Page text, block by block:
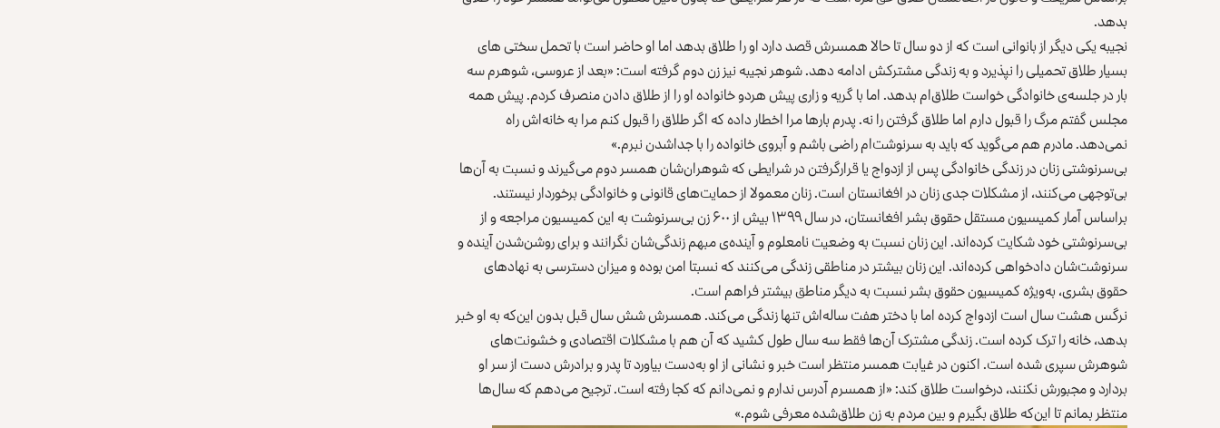
بدهد.
نجیبه یکی دیگر از بانوانی است که از دو سال تا حالا همسرش قصد دارد او را طلاق بدهد اما او حاضر است با تحمل سختی های
بسیار طلاق تحمیلی را نپذیرد و به زندگی مشترکش ادامه دهد. شوهر نجیبه نیز زن دوم گرفته است: «بعد از عروسی، شوهرم سه
بار در جلسه‌ی خانوادگی خواست طلاق‌ام بدهد. اما با گریه و زاری پیش هردو خانواده او را از طلاق دادن منصرف کردم. پیش همه
مجلس گفتم مرگ را قبول دارم اما طلاق گرفتن را نه. پدرم بارها مرا اخطار داده که اگر طلاق را قبول کنم مرا به خانه‌اش راه
نمی‌دهد. مادرم هم می‌گوید که باید به سرنوشت‌ام راضی باشم و آبروی خانواده را با جداشدن نبرم.»
بی‌سرنوشتی زنان در زندگی خانوادگی پس از ازدواج یا قرارگرفتن در شرایطی که شوهران‌شان همسر دوم می‌گیرند و نسبت به آن‌ها
بی‌توجهی می‌کنند، از مشکلات جدی زنان در افغانستان است. زنان معمولا از حمایت‌های قانونی و خانوادگی برخوردار نیستند.
براساس آمار کمیسیون مستقل حقوق بشر افغانستان، در سال ۱۳۹۹ بیش از ۶۰۰ زن بی‌سرنوشت به این کمیسیون مراجعه و از
بی‌سرنوشتی خود شکایت کرده‌اند. این زنان نسبت به وضعیت نامعلوم و آینده‌ی مبهم زندگی‌شان نگرانند و برای روشن‌شدن آینده و
سرنوشت‌شان دادخواهی کرده‌اند. این زنان بیشتر در مناطقی زندگی می‌کنند که نسبتا امن بوده و میزان دسترسی‌ به نهادهای
حقوق بشری، به‌ویژه کمیسیون حقوق بشر نسبت به دیگر مناطق بیشتر فراهم است.
نرگس هشت سال است ازدواج کرده اما با دختر هفت ساله‌اش تنها زندگی می‌کند. همسرش شش سال قبل بدون این‌که به او خبر
بدهد، خانه را ترک کرده است. زندگی مشترک آن‌ها فقط سه سال طول کشید که آن هم با مشکلات اقتصادی و خشونت‌های
شوهرش سپری شده است. اکنون در غیابت همسر منتظر است خبر و نشانی از او به‌دست بیاورد تا پدر و برادرش دست از سر او
بردارد و مجبورش نکنند، درخواست طلاق کند: «از همسرم آدرس ندارم و نمی‌دانم که کجا رفته است. ترجیح می‌دهم که سال‌ها
منتظر بمانم تا این‌که طلاق بگیرم و بین مردم به زن طلاق‌شده معرفی شوم.»